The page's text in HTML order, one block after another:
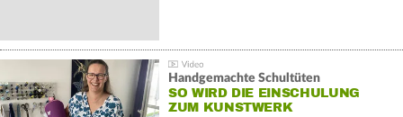
Handgemachte Schultüten
SO WIRD DIE EINSCHULUNG
ZUM KUNSTWERK